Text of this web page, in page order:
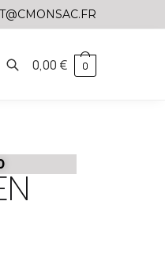
0,00 € 0